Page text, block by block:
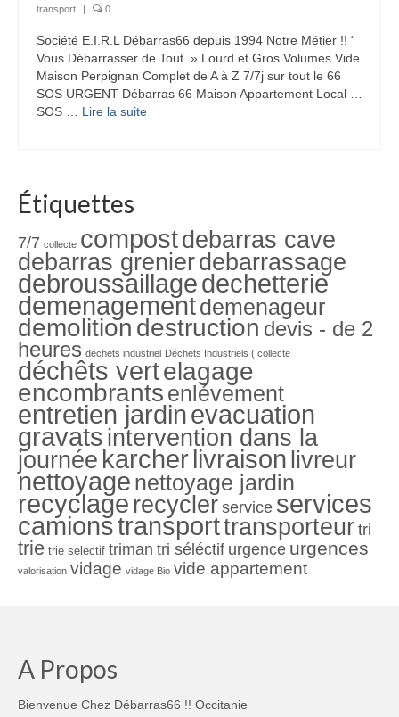
transport
| 0
Société E.I.R.L Débarras66 depuis 1994 Notre Métier !! “
Vous Débarrasser de Tout » Lourd et Gros Volumes Vide
Maison Perpignan Complet de A à Z 7/7j sur tout le 66
SOS URGENT Débarras 66 Maison Appartement Local …
SOS … Lire la suite­­
Étiquettes
7/7 collecte compostdebarras cave
debarras grenierdebarrassage
debroussaillagedechetterie
demenagementdemenageur
demolition destruction devis - de 2
heures déchets industriel Déchets Industriels ( collecte
déchêts vertelagage
encombrants enlévement
entretien jardinevacuation
gravatsintervention dans la
journée karcherlivraisonlivreur
nettoyage nettoyage jardin
recyclagerecycler service services
camionstransporttransporteur tri
trie trie selectif triman tri séléctif urgence urgences
valorisation vidage vidage Bio vide appartement
A Propos
Bienvenue Chez Débarras66 !! Occitanie